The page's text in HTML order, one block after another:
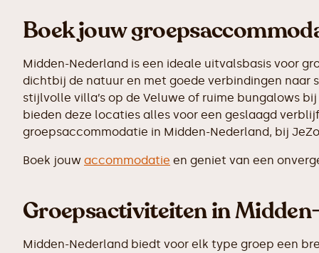
Boek jouw
Midden-Nederland is een ideale uitvalsbasis voor
dichtbij de natuur en met goede verbindingen naar
stijlvolle villa’s op de Veluwe of ruime bungalows
bieden deze locaties alles voor een geslaagd
groepsaccommodatie in Midden-Nederland, bij
Boek jouw accommodatie en geniet van een
Groepsactiviteiten in
Midden-Nederland biedt voor elk type groep een